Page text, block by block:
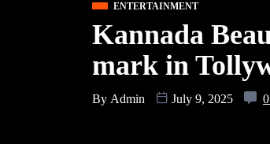
ENTERTAINMENT
Kannada
mark in
By Admin July 9, 2025